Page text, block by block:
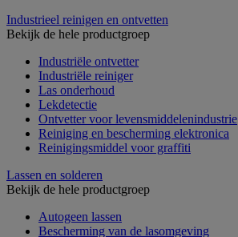
Industrieel reinigen en ontvetten
Bekijk de hele productgroep
Industriële ontvetter
Industriële reiniger
Las onderhoud
Lekdetectie
Ontvetter voor levensmiddelenindustrie
Reiniging en bescherming elektronica
Reinigingsmiddel voor graffiti
Lassen en solderen
Bekijk de hele productgroep
Autogeen lassen
Bescherming van de lasomgeving